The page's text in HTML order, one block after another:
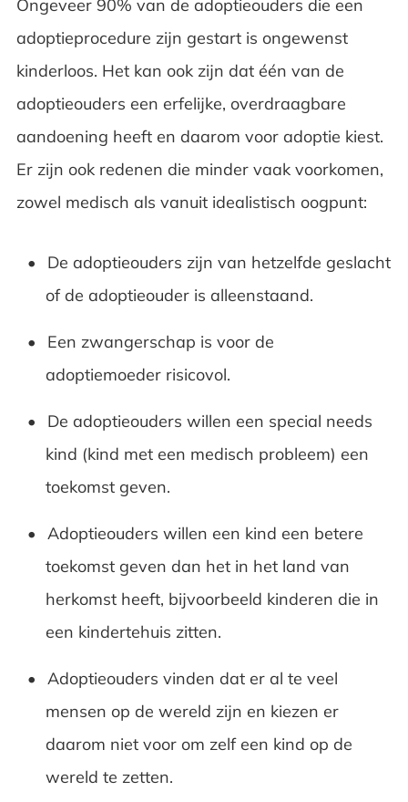
Ongeveer 90% van de adoptieouders die een
adoptieprocedure zijn gestart is ongewenst
kinderloos. Het kan ook zijn dat één van de
adoptieouders een erfelijke, overdraagbare
aandoening heeft en daarom voor adoptie kiest.
Er zijn ook redenen die minder vaak voorkomen,
zowel medisch als vanuit idealistisch oogpunt:
De adoptieouders zijn van hetzelfde geslacht
of de adoptieouder is alleenstaand.
Een zwangerschap is voor de
adoptiemoeder risicovol.
De adoptieouders willen een special needs
kind (kind met een medisch probleem) een
toekomst geven.
Adoptieouders willen een kind een betere
toekomst geven dan het in het land van
herkomst heeft, bijvoorbeeld kinderen die in
een kindertehuis zitten.
Adoptieouders vinden dat er al te veel
mensen op de wereld zijn en kiezen er
daarom niet voor om zelf een kind op de
wereld te zetten.